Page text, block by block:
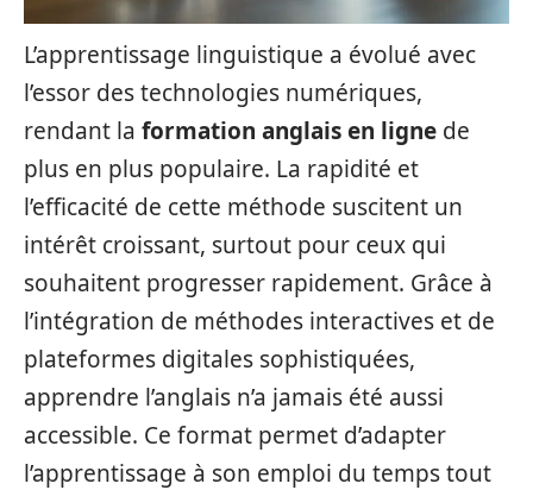
L’apprentissage linguistique a évolué avec
l’essor des technologies numériques,
rendant la formation anglais en ligne de
plus en plus populaire. La rapidité et
l’efficacité de cette méthode suscitent un
intérêt croissant, surtout pour ceux qui
souhaitent progresser rapidement. Grâce à
l’intégration de méthodes interactives et de
plateformes digitales sophistiquées,
apprendre l’anglais n’a jamais été aussi
accessible. Ce format permet d’adapter
l’apprentissage à son emploi du temps tout